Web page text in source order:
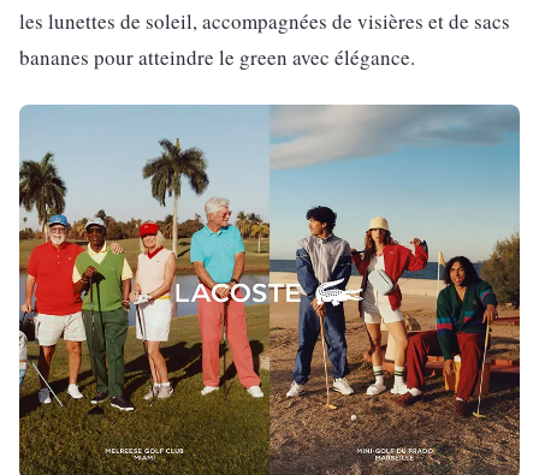
les lunettes de soleil, accompagnées de visières et de sacs
bananes pour atteindre le green avec élégance.